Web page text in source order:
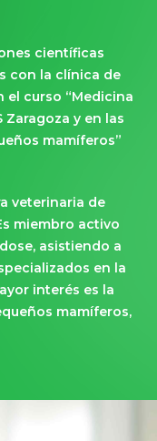
científicas
con la clínica de
el curso “Medicina
Zaragoza y en las
mamíferos”
veterinaria de
miembro activo
asistiendo a
en la
interés es la
mamíferos,